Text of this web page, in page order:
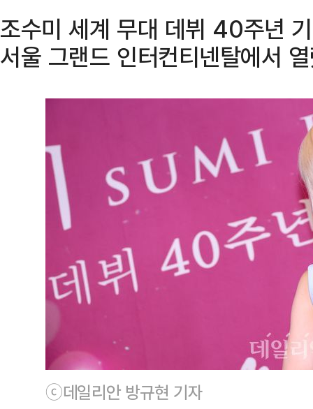
조수미 세계 무대 데뷔 40주년
서울 그랜드 인터컨티넨탈에서
ⓒ데일리안 방규현 기자